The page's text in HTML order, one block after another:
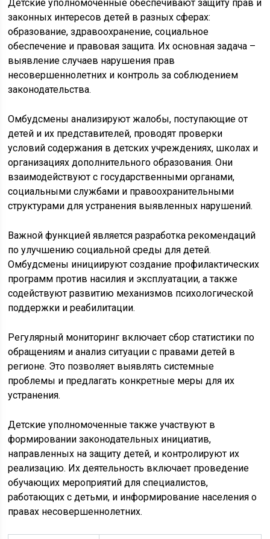
Детские уполномоченные обеспечивают защиту прав и
законных интересов детей в разных сферах:
образование, здравоохранение, социальное
обеспечение и правовая защита. Их основная задача –
выявление случаев нарушения прав
несовершеннолетних и контроль за соблюдением
законодательства.
Омбудсмены анализируют жалобы, поступающие от
детей и их представителей, проводят проверки
условий содержания в детских учреждениях, школах и
организациях дополнительного образования. Они
взаимодействуют с государственными органами,
социальными службами и правоохранительными
структурами для устранения выявленных нарушений.
Важной функцией является разработка рекомендаций
по улучшению социальной среды для детей.
Омбудсмены инициируют создание профилактических
программ против насилия и эксплуатации, а также
содействуют развитию механизмов психологической
поддержки и реабилитации.
Регулярный мониторинг включает сбор статистики по
обращениям и анализ ситуации с правами детей в
регионе. Это позволяет выявлять системные
проблемы и предлагать конкретные меры для их
устранения.
Детские уполномоченные также участвуют в
формировании законодательных инициатив,
направленных на защиту детей, и контролируют их
реализацию. Их деятельность включает проведение
обучающих мероприятий для специалистов,
работающих с детьми, и информирование населения о
правах несовершеннолетних.